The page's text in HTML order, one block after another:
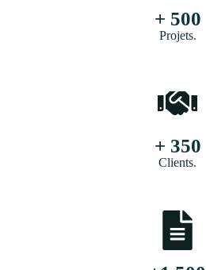
+ 500
Projets.
+ 350
Clients.